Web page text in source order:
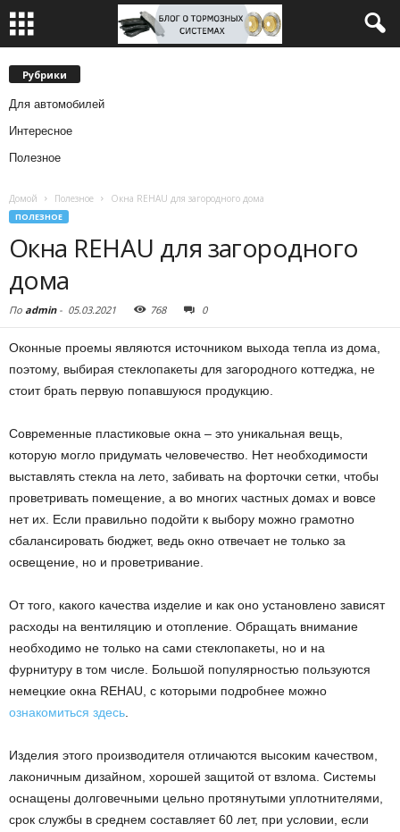
Рубрики
Для автомобилей
Интересное
Полезное
Домой Полезное Окна REHAU для загородного дома
ПОЛЕЗНОЕ
Окна REHAU для загородного
дома
По admin- 05.03.2021 768 0
Оконные проемы являются источником выхода тепла из дома,
поэтому, выбирая стеклопакеты для загородного коттеджа, не
стоит брать первую попавшуюся продукцию.
Современные пластиковые окна – это уникальная вещь,
которую могло придумать человечество. Нет необходимости
выставлять стекла на лето, забивать на форточки сетки, чтобы
проветривать помещение, а во многих частных домах и вовсе
нет их. Если правильно подойти к выбору можно грамотно
сбалансировать бюджет, ведь окно отвечает не только за
освещение, но и проветривание.
От того, какого качества изделие и как оно установлено зависят
расходы на вентиляцию и отопление. Обращать внимание
необходимо не только на сами стеклопакеты, но и на
фурнитуру в том числе. Большой популярностью пользуются
немецкие окна REHAU, с которыми подробнее можно
ознакомиться здесь
Изделия этого производителя отличаются высоким качеством,
лаконичным дизайном, хорошей защитой от взлома. Системы
оснащены долговечными цельно протянутыми уплотнителями,
срок службы в среднем составляет 60 лет, при условии, если